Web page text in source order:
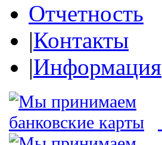
Отчетность
|Контакты
|Информация